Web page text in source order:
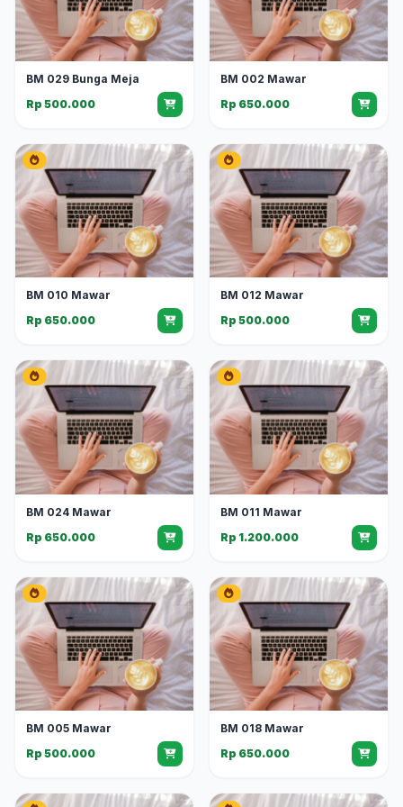
BM 029 Bunga Meja
Rp 500.000
BM 002 Mawar
Rp 650.000
BM 010 Mawar
Rp 650.000
BM 012 Mawar
Rp 500.000
BM 024 Mawar
Rp 650.000
BM 011 Mawar
Rp 1.200.000
BM 005 Mawar
Rp 500.000
BM 018 Mawar
Rp 650.000